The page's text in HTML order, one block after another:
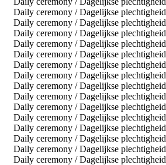
Daily ceremony / Dagelijkse plechtigheid
Daily ceremony / Dagelijkse plechtigheid
Daily ceremony / Dagelijkse plechtigheid
Daily ceremony / Dagelijkse plechtigheid
Daily ceremony / Dagelijkse plechtigheid
Daily ceremony / Dagelijkse plechtigheid
Daily ceremony / Dagelijkse plechtigheid
Daily ceremony / Dagelijkse plechtigheid
Daily ceremony / Dagelijkse plechtigheid
Daily ceremony / Dagelijkse plechtigheid
Daily ceremony / Dagelijkse plechtigheid
Daily ceremony / Dagelijkse plechtigheid
Daily ceremony / Dagelijkse plechtigheid
Daily ceremony / Dagelijkse plechtigheid
Daily ceremony / Dagelijkse plechtigheid